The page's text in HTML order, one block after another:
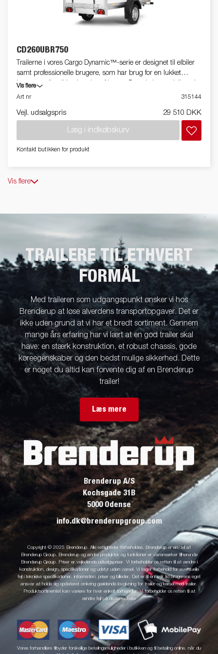
CD260UBR750
Trailerne i vores Cargo Dynamic™-serie er designet til elbiler
samt professionelle brugere, som har brug for en lukket
letvægtstrailer til beskyttelse af lasten. De enkelte modeller yder
dig en høj lastekapacitet, og grundet trailernes design har du
reklamebudskab. Bygget af et moderne vandafvisende, slagfast,
vægtklasser og modeller der er udstyret med enten døre eller
Dynamic™-serie. Traileren på billedet kan være vist med
Vis flere
Art nr
315144
Vejl. udsalgspris 29 510 DKK
Læg i indkøbskurv
Kontakt butikken for produkt
Vis flere
TRAILERE TIL ETHVERT
FORMÅL
Med traileren som udgangspunkt ønsker vi hos
Brenderup at løse alverdens transportopgaver. Det er
ikke uden grund at vi har et bredt sortiment. Gennem
mange års erfaring har vi lært at en god trailer skal
have: en stærk konstruktion, et robust chassis, gode
køreegenskaber og den bedst mulige sikkerhed. Dette
er noget du altid kan forvente dig af en Brenderup
trailer!
Læs mere
Brenderup A/S
Kochsgade 31B
5000 Odense
info.dk@brenderupgroup.com
Copyright © 2025 Brenderup. Alle rettigheder forbeholdes. Brenderup er en del af
Brenderup Group. Brenderup og andre produkter og funktioner er varemærker tilhørende
Brenderup Group. Priser er vejledende udsalgspriser. Vi forbeholder os retten til at ændre i
konstruktion, design, specifikationer og udstyr uden varsel. Vi tager forbehold for eventuelle
fejl i tekniske specifikationer, information, priser og billeder. Det er til enhver tid brugerens eget
ansvar at holde sig opdateret omkring gældende lovgivning for trailer og kørsel med trailer.
Produktsortimentet kan variere for hver enkelt forhandler. Vi forbeholder os retten til at
ændre fejl på dette website
Vores forhandlere tilbyder forskellige betalingsmuligheder i butikken og til betaling online, når du